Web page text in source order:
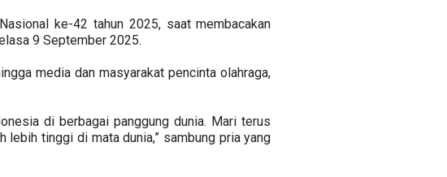
ke-42 tahun 2025, saat membacakan
9 September 2025.
media dan masyarakat pencinta olahraga,
di berbagai panggung dunia. Mari terus
lebih tinggi di mata dunia,” sambung pria yang